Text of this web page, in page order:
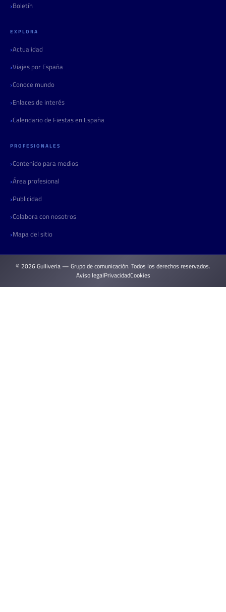
Boletín
EXPLORA
Actualidad
Viajes por España
Conoce mundo
Enlaces de interés
Calendario de Fiestas en España
PROFESIONALES
Contenido para medios
Área profesional
Publicidad
Colabora con nosotros
Mapa del sitio
© 2026 Gulliveria — Grupo de comunicación. Todos los derechos reservados.
Aviso legalPrivacidadCookies